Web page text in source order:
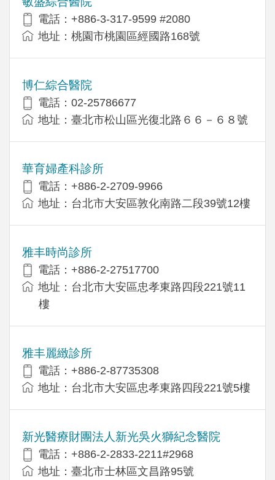
電話：+886-3-317-9599 #2080
地址：桃園市桃園區經國路168號
博仁綜合醫院
電話：02-25786677
地址：臺北市松山區光復北路６６－６８號
華育婦產科診所
電話：+886-2-2709-9966
地址：台北市大安區敦化南路二段39號12樓
雅丰時尚診所
電話：+886-2-27517700
地址：台北市大安區忠孝東路四段221號11
樓
雅丰麗緻診所
電話：+886-2-87735308
地址：台北市大安區忠孝東路四段221號5樓
新光醫療財團法人新光吳火獅紀念醫院
電話：+886-2-2833-2211#2968
地址：臺北市士林區文昌路95號